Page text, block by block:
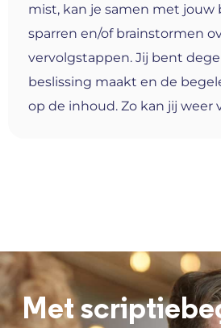
mist, kan je samen met jouw
sparren en/of brainstormen
vervolgstappen. Jij bent
beslissing maakt en de
op de inhoud. Zo kan jij weer
Met